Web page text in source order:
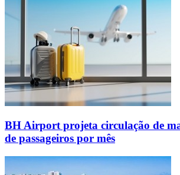
BH Airport projeta circulação de
de passageiros por mês